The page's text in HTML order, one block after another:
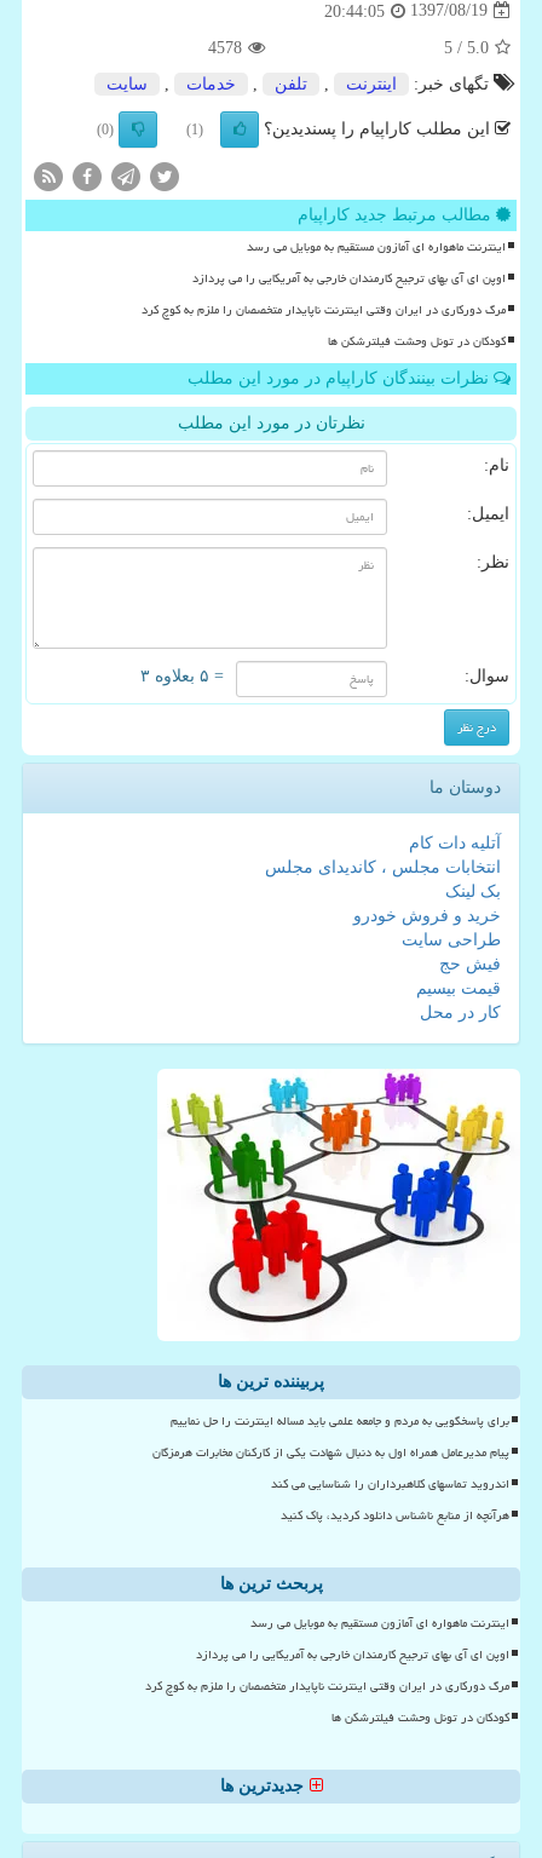
1397/08/19
20:44:05
5.0
/ 5
4578
تگهای خبر:
اینترنت تلفن خدمات سایت
این مطلب کاراپیام را پسندیدین؟ (1)
(0)
مطالب مرتبط جدید کاراپیام
اینترنت ماهواره ای آمازون مستقیم به موبایل می رسد
اوپن ای آی بهای ترجیح کارمندان خارجی به آمریکایی را می پردازد
مرگ دورکاری در ایران وقتی اینترنت ناپایدار متخصصان را ملزم به کوچ کرد
کودکان در تونل وحشت فیلترشکن ها
نظرات بینندگان کاراپیام در مورد این مطلب
نظرتان در مورد این مطلب
نام:
ایمیل:
نظر:
سوال: = ۵ بعلاوه ۳
دوستان ما
آتلیه دات کام
انتخابات مجلس ، کاندیدای مجلس
بک لینک
خرید و فروش خودرو
طراحی سایت
فیش حج
قیمت بیسیم
کار در محل
پربیننده ترین ها
برای پاسخگویی به مردم و جامعه علمی باید مساله اینترنت را حل نماییم
پیام مدیرعامل همراه اول به دنبال شهادت یکی از کارکنان مخابرات هرمزگان
اندروید تماسهای کلاهبرداران را شناسایی می کند
هرآنچه از منابع ناشناس دانلود کردید، پاک کنید
پربحث ترین ها
اینترنت ماهواره ای آمازون مستقیم به موبایل می رسد
اوپن ای آی بهای ترجیح کارمندان خارجی به آمریکایی را می پردازد
مرگ دورکاری در ایران وقتی اینترنت ناپایدار متخصصان را ملزم به کوچ کرد
کودکان در تونل وحشت فیلترشکن ها
جدیدترین ها